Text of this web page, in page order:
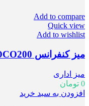
Add to compare
Quick view
Add to wishlist
میز کنفرانس DCO200
میز اداری
0 تومان
افزودن به سبد خرید